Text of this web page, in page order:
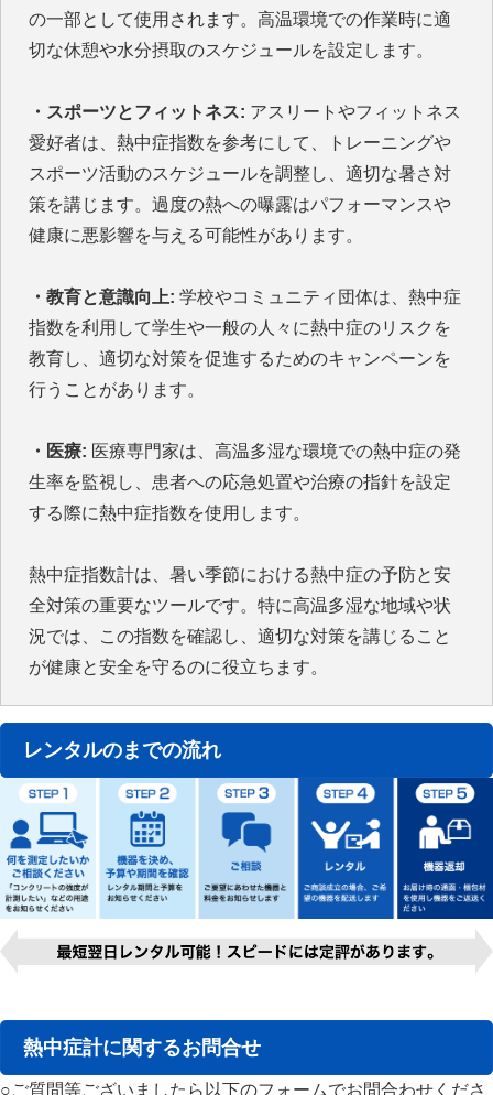
の一部として使用されます。高温環境での作業時に適
切な休憩や水分摂取のスケジュールを設定します。
・スポーツとフィットネス: アスリートやフィットネス
愛好者は、熱中症指数を参考にして、トレーニングや
スポーツ活動のスケジュールを調整し、適切な暑さ対
策を講じます。過度の熱への曝露はパフォーマンスや
健康に悪影響を与える可能性があります。
・教育と意識向上: 学校やコミュニティ団体は、熱中症
指数を利用して学生や一般の人々に熱中症のリスクを
教育し、適切な対策を促進するためのキャンペーンを
行うことがあります。
・医療: 医療専門家は、高温多湿な環境での熱中症の発
生率を監視し、患者への応急処置や治療の指針を設定
する際に熱中症指数を使用します。
熱中症指数計は、暑い季節における熱中症の予防と安
全対策の重要なツールです。特に高温多湿な地域や状
況では、この指数を確認し、適切な対策を講じること
が健康と安全を守るのに役立ちます。
レンタルのまでの流れ
熱中症計に関するお問合せ
○ご質問等ございましたら以下のフォームでお問合わせくださ